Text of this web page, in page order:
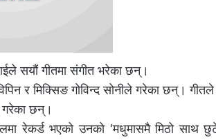
सयौं गीतमा संगीत भरेका छन्।
र मिक्सिङ गोविन्द सोनीले गरेका छन्।
गरेका छन्।
रेकर्ड भएको उनको ‘मधुमासमै मिठो साथ